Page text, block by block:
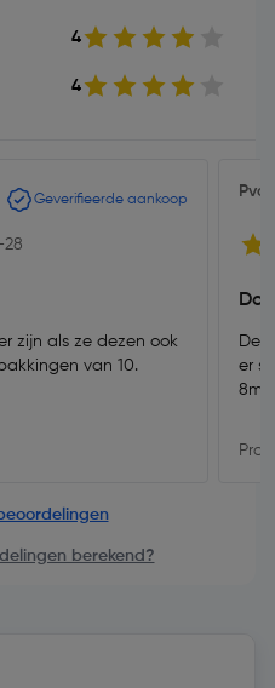
4
4
Geverifieerde aankoop
zijn als ze dezen ook
van 10.
er
berekend?